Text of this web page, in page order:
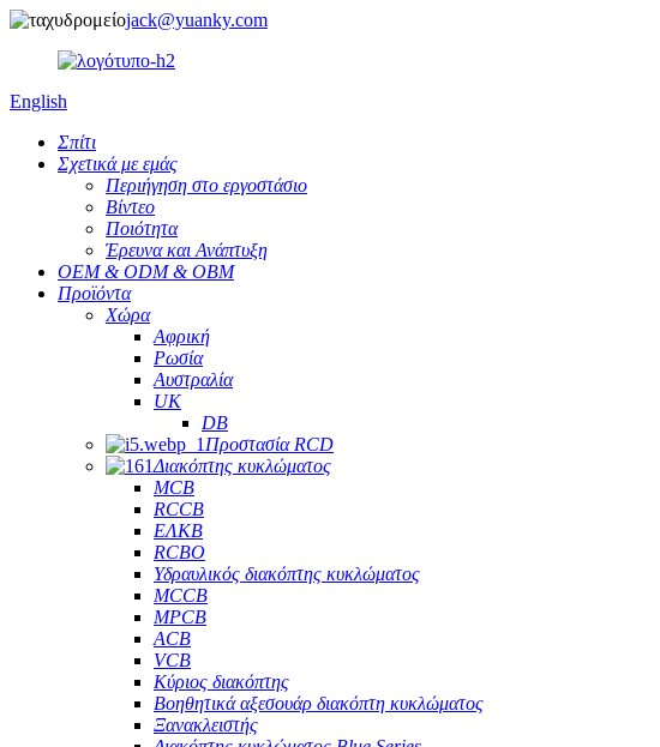
jack@yuanky.com
English
Σπίτι
Σχετικά με εμάς
Περιήγηση στο εργοστάσιο
Βίντεο
Ποιότητα
Έρευνα και Ανάπτυξη
OEM & ODM & OBM
Προϊόντα
Χώρα
Αφρική
Ρωσία
Αυστραλία
UK
DB
Προστασία RCD
Διακόπτης κυκλώματος
MCB
RCCB
ΕΛΚΒ
RCBO
Υδραυλικός διακόπτης κυκλώματος
MCCB
MPCB
ACB
VCB
Κύριος διακόπτης
Βοηθητικά αξεσουάρ διακόπτη κυκλώματος
Ξανακλειστής